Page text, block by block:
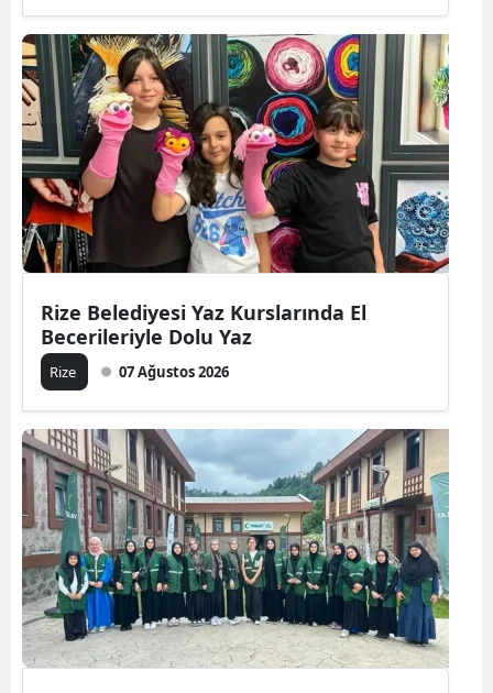
Rize Belediyesi Yaz Kurslarında El
Becerileriyle Dolu Yaz
Rize 07 Ağustos 2026